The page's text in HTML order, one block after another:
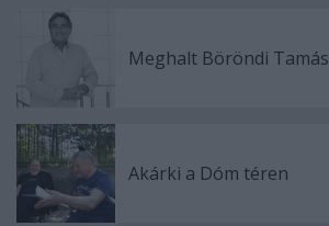
Meghalt Böröndi Tamás
Akárki a Dóm téren